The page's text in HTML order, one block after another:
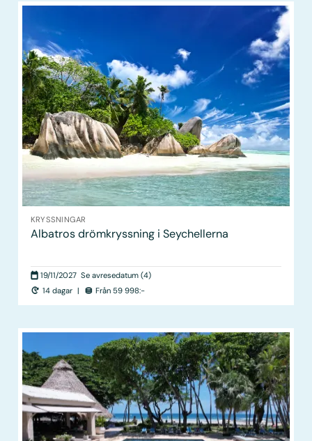
KRYSSNINGAR
Albatros drömkryssning i Seychellerna
19/11/2027 Se avresedatum (4)
14 dagar | Från 59 998:-